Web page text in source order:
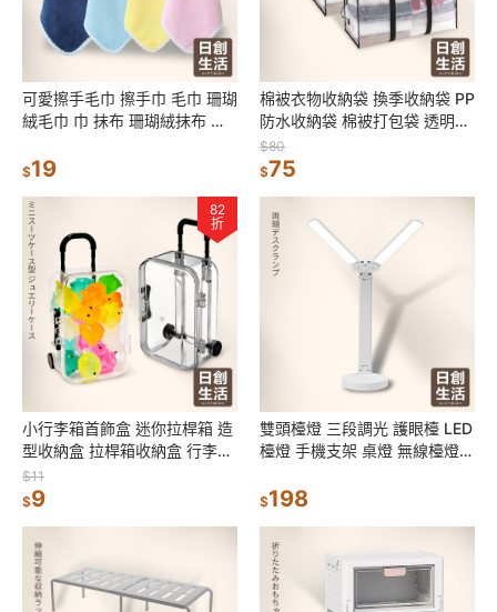
可愛擦手毛巾 擦手巾 毛巾 珊瑚
絨毛巾 巾 抹布 珊瑚絨抹布 吸
生活
$19
棉被衣物收納袋 換季收納袋 PP
防水收納袋 棉被打包袋 透明防
塵收納袋 搬家袋 娃娃收納袋 外
套收納
$80
$75
82
折
小行李箱首飾盒 迷你拉桿箱 造
型收納盒 拉桿箱收納盒 行李箱
首飾收納盒 整理盒 飾品收納 小
物收納
$11
$9
雙頭檯燈 三段調光 護眼檯 LED
檯燈 手機支架 桌燈 無線檯燈
$198